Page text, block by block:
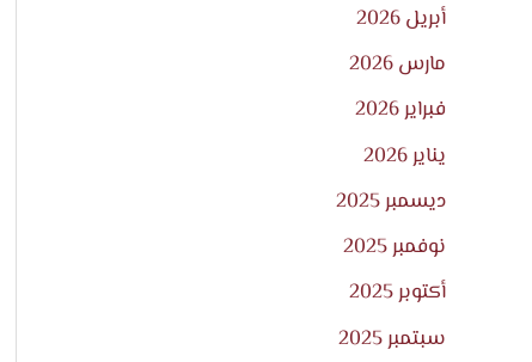
أبريل 2026
مارس 2026
فبراير 2026
يناير 2026
ديسمبر 2025
نوفمبر 2025
أكتوبر 2025
سبتمبر 2025